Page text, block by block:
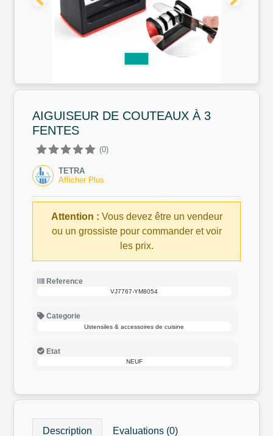
AIGUISEUR DE COUTEAUX À 3
FENTES
(0)
TETRA
Afficher Plus
Attention : Vous devez être un vendeur
ou un grossiste pour commander et voir
les prix.
Reference
VJ7767-YM8054
Categorie
Ustensiles & accessoires de cuisine
Etat
NEUF
Description Evaluations (0)